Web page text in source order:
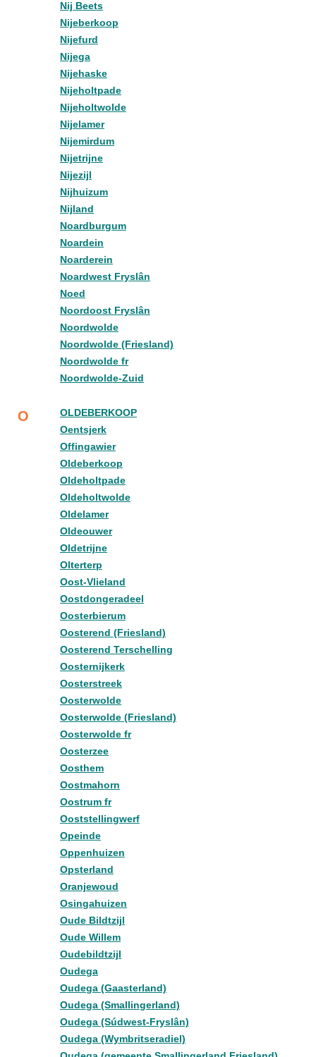
Nij Beets
Nijeberkoop
Nijefurd
Nijega
Nijehaske
Nijeholtpade
Nijeholtwolde
Nijelamer
Nijemirdum
Nijetrijne
Nijezijl
Nijhuizum
Nijland
Noardburgum
Noardein
Noarderein
Noardwest Fryslân
Noed
Noordoost Fryslân
Noordwolde
Noordwolde (Friesland)
Noordwolde fr
Noordwolde-Zuid
O
OLDEBERKOOP
Oentsjerk
Offingawier
Oldeberkoop
Oldeholtpade
Oldeholtwolde
Oldelamer
Oldeouwer
Oldetrijne
Olterterp
Oost-Vlieland
Oostdongeradeel
Oosterbierum
Oosterend (Friesland)
Oosterend Terschelling
Oosternijkerk
Oosterstreek
Oosterwolde
Oosterwolde (Friesland)
Oosterwolde fr
Oosterzee
Oosthem
Oostmahorn
Oostrum fr
Ooststellingwerf
Opeinde
Oppenhuizen
Opsterland
Oranjewoud
Osingahuizen
Oude Bildtzijl
Oude Willem
Oudebildtzijl
Oudega
Oudega (Gaasterland)
Oudega (Smallingerland)
Oudega (Súdwest-Fryslân)
Oudega (Wymbritseradiel)